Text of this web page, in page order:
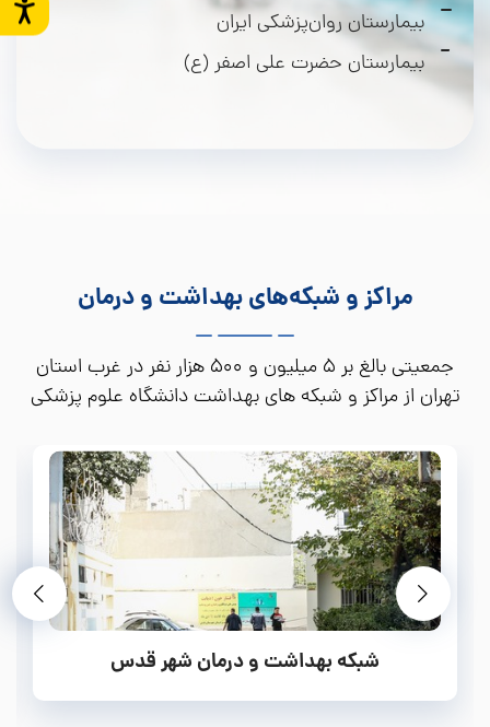
بیمارستان روان‌پزشکی ایران
بیمارستان حضرت علی اصفر (ع)
بیمارستان شهدای سلامت ملارد
بیمارستان حضرت فاطمه رباط کریم
بیمارستان شهدای یافت آباد
مراکز و شبکه‌های بهداشت و درمان
جمعیتی بالغ بر 5 میلیون و 500 هزار نفر در غرب استان
تهران از مراکز و شبکه های بهداشت دانشگاه علوم پزشکی
شبکه بهداشت و درمان شهر قدس